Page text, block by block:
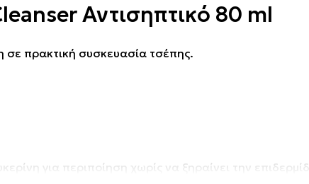
Αντισηπτικό 80 ml
σε πρακτική συσκευασία τσέπης.
για περιποίηση χωρίς να ξηραίνει την